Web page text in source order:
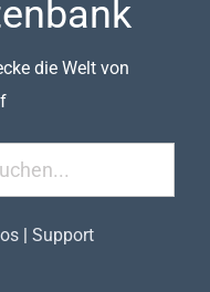
die Welt von
|Support